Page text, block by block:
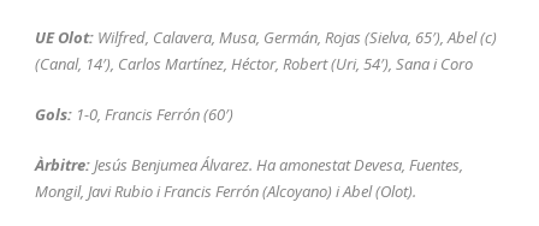
UE Olot: Wilfred, Calavera, Musa, Germán, Rojas (Sielva, 65′), Abel (c)
(Canal, 14′), Carlos Martínez, Héctor, Robert (Uri, 54′), Sana i Coro
Gols: 1-0, Francis Ferrón (60′)
Àrbitre:Jesús Benjumea Álvarez. Ha amonestat Devesa, Fuentes,
Mongil, Javi Rubio i Francis Ferrón (Alcoyano) i Abel (Olot).